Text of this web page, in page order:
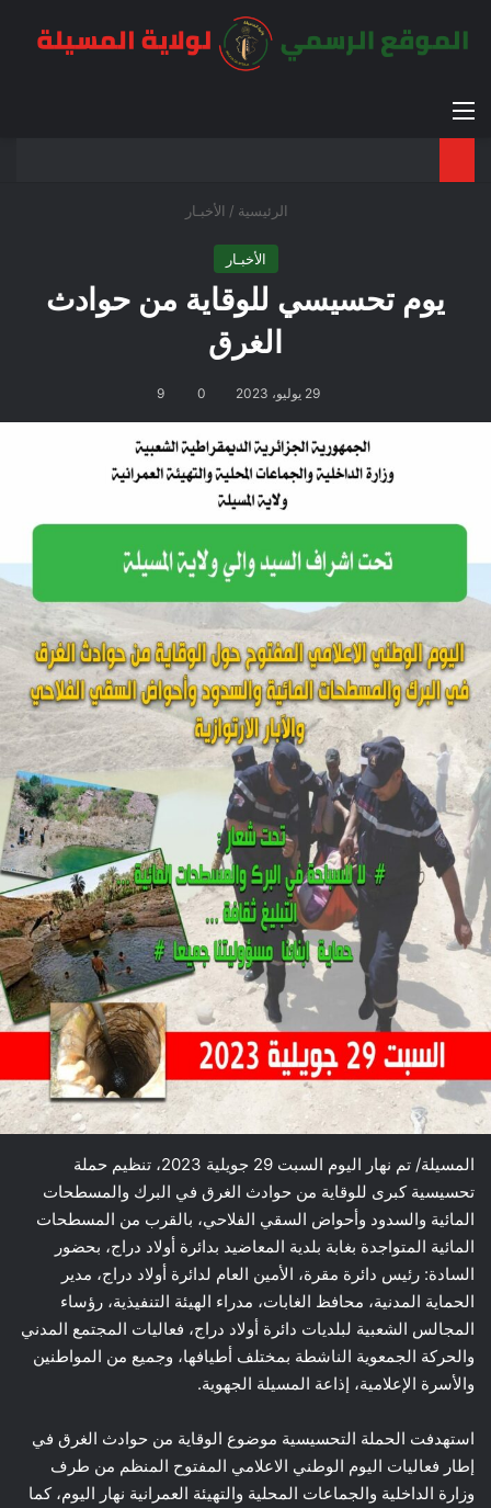
القائمة
الرئيسية / الأخبـار
الأخبـار
يوم تحسيسي للوقاية من حوادث
الغرق
29 يوليو، 2023 0
9
المسيلة/ تم نهار اليوم السبت 29 جويلية 2023، تنظيم حملة
تحسيسية كبرى للوقاية من حوادث الغرق في البرك والمسطحات
المائية والسدود وأحواض السقي الفلاحي، بالقرب من المسطحات
المائية المتواجدة بغابة بلدية المعاضيد بدائرة أولاد دراج، بحضور
السادة: رئيس دائرة مقرة، الأمين العام لدائرة أولاد دراج، مدير
الحماية المدنية، محافظ الغابات، مدراء الهيئة التنفيذية، رؤساء
المجالس الشعبية لبلديات دائرة أولاد دراج، فعاليات المجتمع المدني
والحركة الجمعوية الناشطة بمختلف أطيافها، وجميع من المواطنين
والأسرة الإعلامية، إذاعة المسيلة الجهوية.
استهدفت الحملة التحسيسية موضوع الوقاية من حوادث الغرق في
إطار فعاليات اليوم الوطني الاعلامي المفتوح المنظم من طرف
وزارة الداخلية والجماعات المحلية والتهيئة العمرانية نهار اليوم، كما